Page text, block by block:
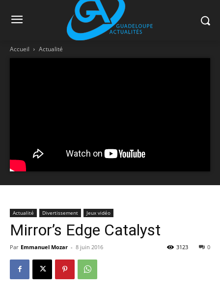
Accueil Actualité
Actualité Divertissement Jeux vidéo
Mirror’s Edge Catalyst
Par Emmanuel Mozar - 8 juin 2016 0
3123